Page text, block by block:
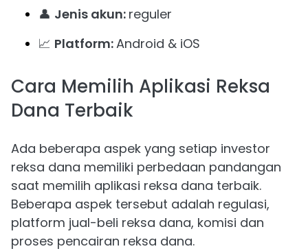
👤 Jenis akun: reguler
📈 Platform:Android & iOS
Cara Memilih Aplikasi Reksa
Dana Terbaik
Ada beberapa aspek yang setiap investor
reksa dana memiliki perbedaan pandangan
saat memilih aplikasi reksa dana terbaik.
Beberapa aspek tersebut adalah regulasi,
platform jual-beli reksa dana, komisi dan
proses pencairan reksa dana.